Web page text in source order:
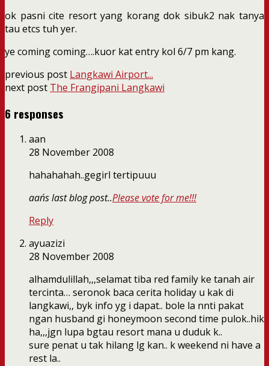
ok pasni cite resort yang korang dok sibuk2 nak tanya
tau etcs tuh yer.
ye coming coming….kuor kat entry kol 6/7 pm kang.
previous post Langkawi Airport...
next post The Frangipani Langkawi
6 responses
aan
28 November 2008
hahahahah..gegirl tertipuuu
aan´s last blog post..Please vote for me!!!
Reply
ayuazizi
28 November 2008
alhamdulillah,,,selamat tiba red family ke tanah air
tercinta… seronok baca cerita holiday u kak di
langkawi,, byk info yg i dapat.. bole la nnti pakat
ngan husband gi honeymoon second time pulok..hik
ha,,,jgn lupa bgtau resort mana u duduk k..
sure penat u tak hilang lg kan.. k weekend ni have a
rest la..